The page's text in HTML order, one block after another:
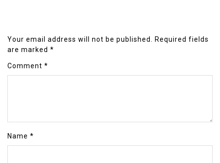
Your email address will not be published.
Required fields
are marked *
Comment *
Name *